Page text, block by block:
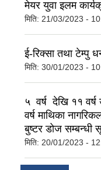
मेयर युवा इलम
मिति: 21/03/2023 -
ई-रिक्सा तथा टेम्पु
मिति: 30/01/2023 -
५ वर्ष देखि ११
वर्ष माथिका
बुष्टर डोज सम्बन्धी
मिति: 20/01/2023 -